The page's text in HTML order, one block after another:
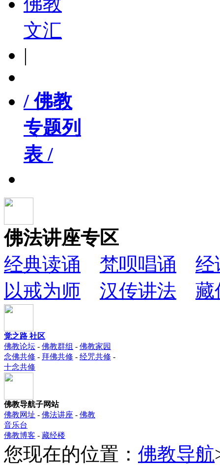
文汇
|
/ 佛教
专题列
表 /
佛法讲座专区
经典读诵
梵呗唱诵
经
以戒为师
汉传讲法 藏
觉之路 社区
佛教论坛 - 佛教群组 - 佛教家园
念佛共修 - 拜佛共修 - 经咒共修 -
十念共修
佛教导航子网站
佛教网址 - 佛法讲座 - 佛教
音乐台
佛教博客 - 藏经楼
您现在的位置： 佛教导航